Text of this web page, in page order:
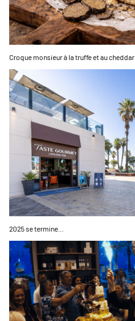
Croque monsieur à la truffe et au cheddar
2025 se termine…